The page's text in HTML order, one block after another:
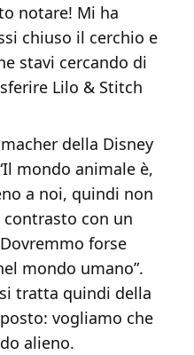
notare! Mi ha
chiuso il cerchio e
stavi cercando di
Lilo & Stitch
della Disney
mondo animale è,
a noi, quindi non
con un
forse
mondo umano”.
tratta quindi della
vogliamo che
alieno.